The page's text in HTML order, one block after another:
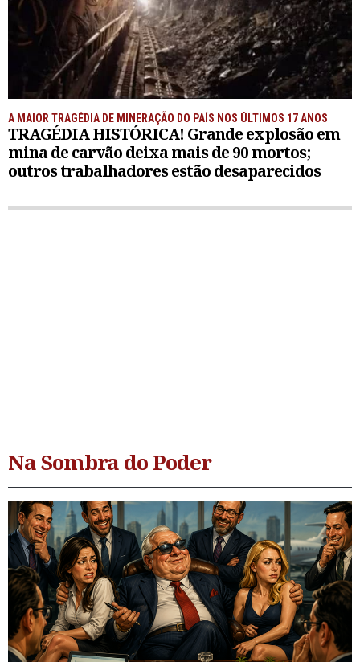
A MAIOR TRAGÉDIA DE MINERAÇÃO DO PAÍS NOS ÚLTIMOS 17 ANOS
TRAGÉDIA HISTÓRICA! Grande explosão em
mina de carvão deixa mais de 90 mortos;
outros trabalhadores estão desaparecidos
Na Sombra do Poder